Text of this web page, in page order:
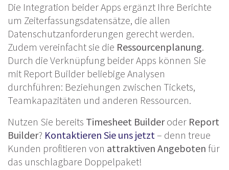
Die Integration beider Apps ergänzt Ihre Berichte
um Zeiterfassungsdatensätze, die allen
Datenschutzanforderungen gerecht werden.
Zudem vereinfacht sie die Ressourcenplanung.
Durch die Verknüpfung beider Apps können Sie
mit Report Builder beliebige Analysen
durchführen: Beziehungen zwischen Tickets,
Teamkapazitäten und anderen Ressourcen.
Nutzen Sie bereits Timesheet Builderoder Report
Builder? Kontaktieren Sie uns jetzt– denn treue
Kunden profitieren von attraktiven Angeboten für
das unschlagbare Doppelpaket!